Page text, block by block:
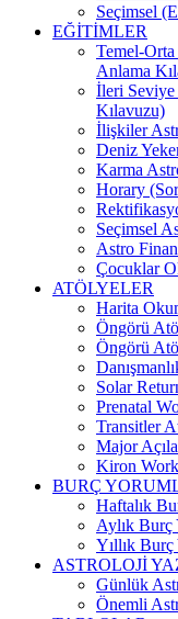
Seçimsel
EĞİTİMLER
Temel-
Anlama
İleri
Kılavuzu)
İlişkiler
Deniz
Karma
Horary
Seçimsel
Astro
Çocuklar
ATÖLYELER
Harita
Öngörü
Öngörü
Solar
Prenatal
Transitler
Major
Kiron
BURÇ
Haftalık
Aylık Burç
Yıllık Burç
ASTROLOJİ
Günlük
Önemli